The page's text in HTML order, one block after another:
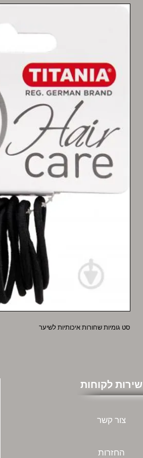
סט גומיות שחורות איכותיות לשיער
שירות לקוחות
צור קשר
החזרות